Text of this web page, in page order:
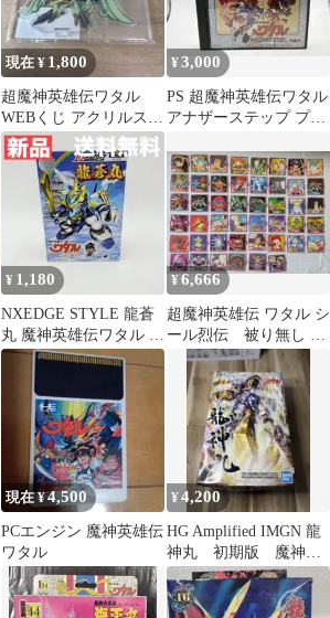
現在 ¥ 1,800
超魔神英雄伝ワタル
WEBくじ アクリルスタ
ンド 鳥神丸＆スズメ
¥3,000
PS 超魔神英雄伝ワタル
アナザーステップ プレ
¥ 1,180
NXEDGE STYLE 龍蒼
丸 魔神英雄伝ワタル 新
品
¥6,666
超魔神英雄伝 ワタル シ
ール烈伝 被り無し 46
枚セット
現在 ¥4,500
PCエンジン 魔神英雄伝
ワタル
¥4,200
HG Amplified IMGN 龍
神丸 初期版 魔神英
雄伝ワタル